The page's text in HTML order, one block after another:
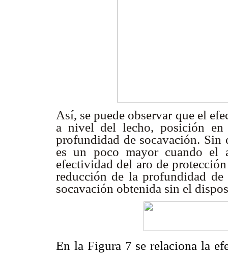
Así, se puede observar que el
a nivel del lecho, posición en
profundidad de socavación. Sin
es un poco mayor cuando el
efectividad del aro de
reducción de la profundidad
socavación obtenida sin el
En la Figura 7 se relaciona la